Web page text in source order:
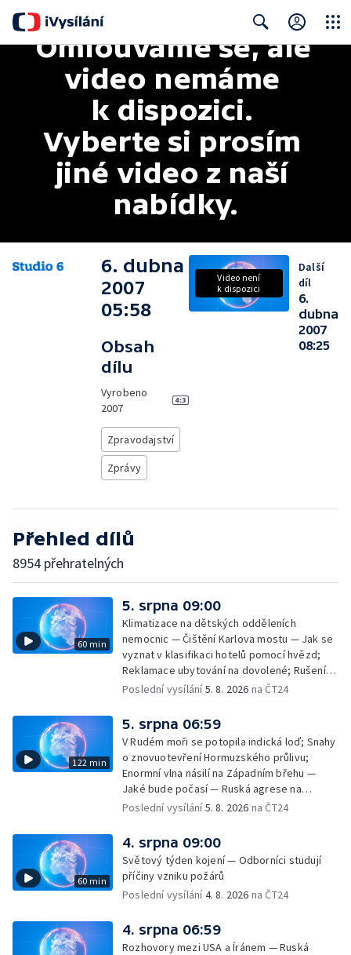
Search
Omlouváme se, ale
video nemáme
k dispozici.
Vyberte si prosím
jiné video z naší
nabídky.
6. dubna
2007
05:58
Obsah
dílu
Vyrobeno
2007
Zpravodajství
Zprávy
Video není
k dispozici
Další
díl
6.
dubna
2007
08:25
Přehled dílů
8954 přehratelných
60 min
5. srpna 09:00
Klimatizace na dětských odděleních
nemocnic — Čištění Karlova mostu — Jak se
vyznat v klasifikaci hotelů pomocí hvězd;
Reklamace ubytování na dovolené; Rušení
dovolené kvůli přírodním živlům; Práva
na dovolené v zahraničí; Platby a výběry na
dovolené v zahraničí — Těžba léčivé rašeliny
u Malé Morávky
Poslední vysílání5. 8. 2026 na ČT24
122 min
5. srpna 06:59
V Rudém moři se potopila indická loď; Snahy
o znovuotevření Hormuzského průlivu;
Enormní vlna násilí na Západním břehu —
Jaké bude počasí — Ruská agrese na
Ukrajině — Vliv veder na lidské orgány — Při
— Třem obcím na Brněnsku dočasně došla
pitná voda — SP v orientačním běhu v Česku
— Horko a požáry sužují Evropu — Rybářský
příměstský tábor
Poslední vysílání5. 8. 2026 na ČT24
60 min
4. srpna 09:00
Světový týden kojení — Odborníci studují
příčiny vzniku požárů
Poslední vysílání4. 8. 2026 na ČT24
4. srpna 06:59
Rozhovory mezi USA a Íránem — Ruská